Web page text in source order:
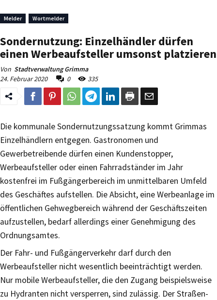
Melder Wortmelder
Sondernutzung: Einzelhändler dürfen
einen Werbeaufsteller umsonst platzieren
Von Stadtverwaltung Grimma
24. Februar 2020
0 335
Die kommunale Sondernutzungssatzung kommt Grimmas
Einzelhändlern entgegen. Gastronomen und
Gewerbetreibende dürfen einen Kundenstopper,
Werbeaufsteller oder einen Fahrradständer im Jahr
kostenfrei im Fußgängerbereich im unmittelbaren Umfeld
des Geschäftes aufstellen. Die Absicht, eine Werbeanlage im
öffentlichen Gehwegbereich während der Geschäftszeiten
aufzustellen, bedarf allerdings einer Genehmigung des
Ordnungsamtes.
Der Fahr- und Fußgängerverkehr darf durch den
Werbeaufsteller nicht wesentlich beeinträchtigt werden.
Nur mobile Werbeaufsteller, die den Zugang beispielsweise
zu Hydranten nicht versperren, sind zulässig. Der Straßen-